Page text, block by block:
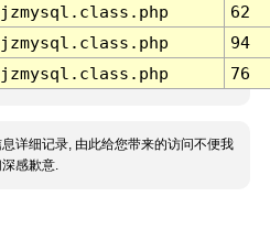
62
94
76
详细记录, 由此给您带来的访问不便我
感歉意.